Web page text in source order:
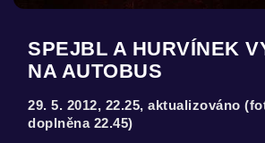
SPEJBL A HURVÍNEK
NA AUTOBUS
29. 5. 2012, 22.25, aktualizováno
doplněna 22.45)